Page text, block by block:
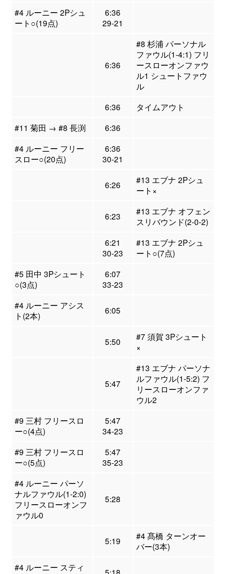
#4 ルーニー 2Pシュ
ート○(19点)
6:36
29-21
6:36
#8 杉浦 パーソナル
ファウル(1-4:1) フリ
ースローオンファウ
ル1 シュートファウ
ル
6:36
タイムアウト
#11 菊田 → #8 長渕
6:36
#4 ルーニー フリー
スロー○(20点)
6:36
30-21
6:26
#13 エブナ 2Pシュ
ート×
6:23
#13 エブナ オフェン
スリバウンド(2-0-2)
6:21
30-23
#13 エブナ 2Pシュ
ート○(7点)
#5 田中 3Pシュート
○(3点)
6:07
33-23
#4 ルーニー アシス
ト(2本)
6:05
5:50
#7 須賀 3Pシュート
×
5:47
#13 エブナ パーソナ
ルファウル(1-5:2) フ
リースローオンファ
ウル2
#9 三村 フリースロ
ー○(4点)
5:47
34-23
#9 三村 フリースロ
ー○(5点)
5:47
35-23
#4 ルーニー パーソ
ナルファウル(1-2:0)
フリースローオンフ
ァウル0
5:28
5:19
#4 髙橋 ターンオー
バー(3本)
#4 ルーニー スティ